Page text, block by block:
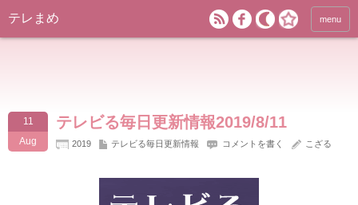
テレまめ menu
11
Aug
テレビる毎日更新情報2019/8/11
2019 テレビる毎日更新情報 コメントを書く こざる